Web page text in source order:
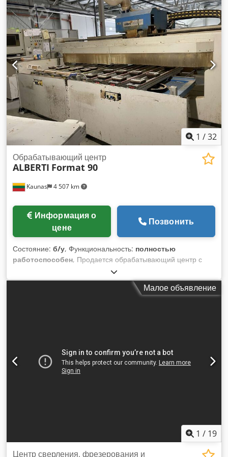
роботизированная рука с полной интеграцией Djdsy
Nwtyepfx Akiswa Документация: Английский язык CE
соответствие: Да Система управления: Цифровая (ЧПУ)
Запасные части и инструмент: В наличии
1 /32
Kaunas 4 507 km
Обрабатывающий центр
ALBERTI Format 90
цене
Позвонить
Состояние: б/у, Функциональность: полностью
работоспособен, Продается обрабатывающий центр с
ЧПУ Alberti Format 90! Технические характеристики
Рабочая зона: 3000 x 1250 мм Максимальная толщина
панели: 50 мм Макс. программируемая скорость по оси X:
18000 об/мин Возможность установки 1 пильного диска
Частота вращения и мощность пилы: 12000 об/мин
Рабочее давление: 6 бар Общий вес: 4450 кг Dwjdpfx Aex
Малое объявление
1 / 19
Центр сверления, фрезерования и